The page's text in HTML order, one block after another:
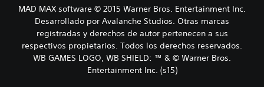
MAD MAX software © 2015 Warner Bros. Entertainment Inc.
Desarrollado por Avalanche Studios. Otras marcas
registradas y derechos de autor pertenecen a sus
respectivos propietarios. Todos los derechos reservados.
WB GAMES LOGO, WB SHIELD: ™ & © Warner Bros.
Entertainment Inc. (s15)